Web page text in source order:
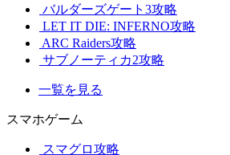
バルダーズゲート3攻略
LET IT DIE: INFERNO攻略
ARC Raiders攻略
サブノーティカ2攻略
一覧を見る
スマホゲーム
スマグロ攻略